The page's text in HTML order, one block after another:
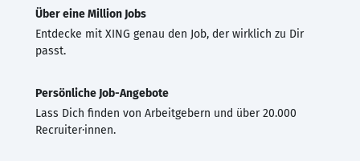
Über eine Million Jobs
Entdecke mit XING genau den Job, der wirklich zu Dir
passt.
Persönliche Job-Angebote
Lass Dich finden von Arbeitgebern und über 20.000
Recruiter·innen.